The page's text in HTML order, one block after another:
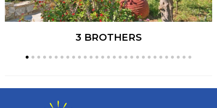
3 BROTHERS